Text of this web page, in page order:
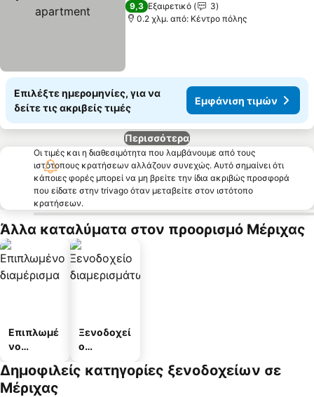
9,3 Εξαιρετικό
3
0.2 χλμ. από: Κέντρο πόλης
Επιλέξτε ημερομηνίες, για να
δείτε τις ακριβείς τιμές
Εμφάνιση τιμών
Περισσότερα
Οι τιμές και η διαθεσιμότητα που λαμβάνουμε από τους
ιστότοπους κρατήσεων αλλάζουν συνεχώς. Αυτό σημαίνει ότι
κάποιες φορές μπορεί να μη βρείτε την ίδια ακριβώς προσφορά
που είδατε στην trivago όταν μεταβείτε στον ιστότοπο
κρατήσεων.
Άλλα καταλύματα στον προορισμό Μέριχας
Επιπλωμέ
νο
α
Ξενοδοχεί
ο
άτων
Δημοφιλείς κατηγορίες ξενοδοχείων σε
Μέριχας